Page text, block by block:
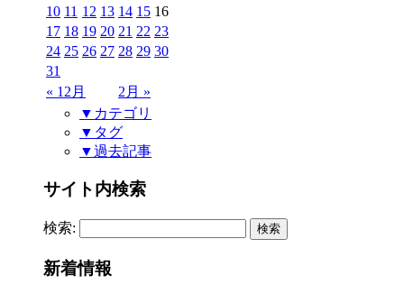
« 12月 2月 »
10 11 12 13 14 15 16
17 18 19 20 21 22 23
24 25 26 27 28 29 30
31
▼カテゴリ
▼タグ
▼過去記事
サイト内検索
検索:
新着情報